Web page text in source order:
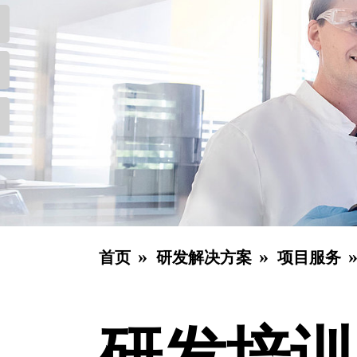
首页 研发解决方案 项目服务